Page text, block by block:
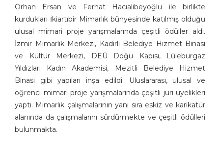
Orhan Ersan ve Ferhat Hacıalibeyoğlu ile birlikte
kurdukları İkiartıbir Mimarlık bünyesinde katılmış olduğu
ulusal mimari proje yarışmalarında çeşitli ödüller aldı.
İzmir Mimarlık Merkezi, Kadirli Belediye Hizmet Binası
ve Kültür Merkezi, DEÜ Doğu Kapısı, Lüleburgaz
Yıldızları Kadın Akademisi, Mezitli Belediye Hizmet
Binası gibi yapıları inşa edildi. Uluslararası, ulusal ve
öğrenci mimari proje yarışmalarında çeşitli jüri üyelikleri
yaptı. Mimarlık çalışmalarının yanı sıra eskiz ve karikatür
alanında da çalışmalarını sürdürmekte ve çeşitli ödülleri
bulunmakta.